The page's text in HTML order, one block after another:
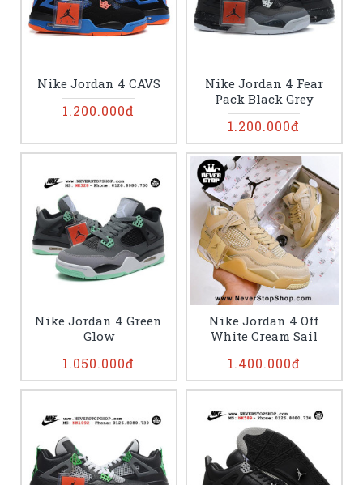
Nike Jordan 4 CAVS
1.200.000đ
Nike Jordan 4 Fear
Pack Black Grey
1.200.000đ
Nike Jordan 4 Green
Glow
1.050.000đ
Nike Jordan 4 Off
White Cream Sail
1.400.000đ